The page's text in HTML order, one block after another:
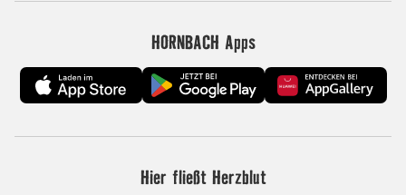
HORNBACH Apps
Hier fließt Herzblut